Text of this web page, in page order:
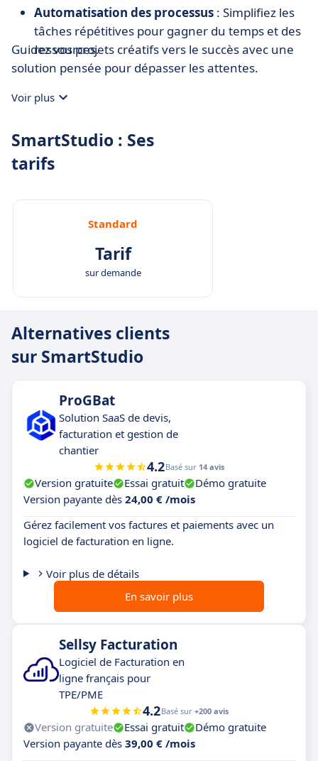
Automatisation des processus : Simplifiez les
tâches répétitives pour gagner du temps et des
ressources.
Guidez vos projets créatifs vers le succès avec une
solution pensée pour dépasser les attentes.
Voir plus
SmartStudio : Ses
tarifs
Standard
Tarif
sur demande
Alternatives clients
sur SmartStudio
ProGBat
Solution SaaS de devis,
facturation et gestion de
chantier
4.2Basé sur 14 avis
Version gratuite Essai gratuit
Démo gratuite
Version payante dès 24,00 € /mois
Gérez facilement vos factures et paiements avec un
logiciel de facturation en ligne.
Voir plus de détails
En savoir plus
Sellsy Facturation
Logiciel de Facturation en
ligne français pour
TPE/PME
4.2Basé sur +200 avis
Version gratuite Essai gratuit
Démo gratuite
Version payante dès 39,00 € /mois